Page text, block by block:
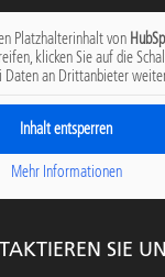
Platzhalterinhalt von
klicken Sie auf die
Daten an Drittanbieter
Inhalt entsperren
Mehr Informationen
SIE